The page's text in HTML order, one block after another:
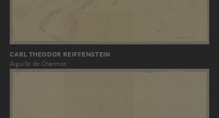
CARL THEODOR REIFFENSTEIN
Aiguille de Charmoz